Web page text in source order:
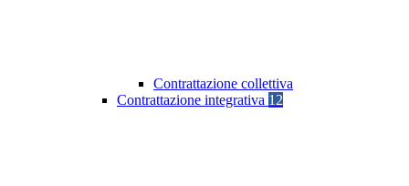
Contrattazione collettiva
Contrattazione integrativa 12